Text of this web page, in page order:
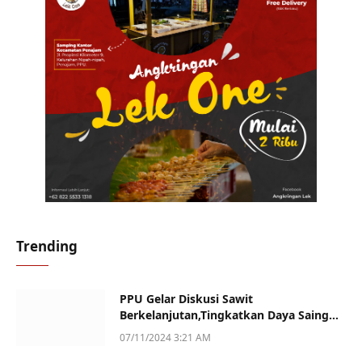
Trending
PPU Gelar Diskusi Sawit
Berkelanjutan,Tingkatkan Daya Saing
dan Kualitas
07/11/2024 3:21 AM